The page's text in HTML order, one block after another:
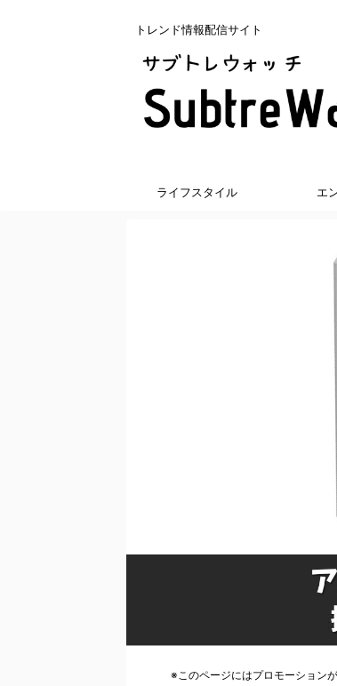
トレンド情報配信サイト
ライフスタイル エ
※このページにはプロモーション